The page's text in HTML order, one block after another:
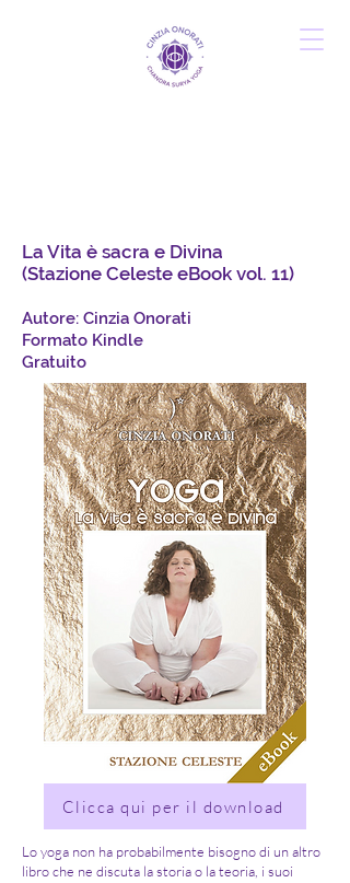
La Vita è sacra e Divina
(Stazione Celeste eBook vol. 11)
Autore: Cinzia Onorati
Formato Kindle
Gratuito
Clicca qui per il download
Lo yoga non ha probabilmente bisogno di un altro
libro che ne discuta la storia o la teoria, i suoi